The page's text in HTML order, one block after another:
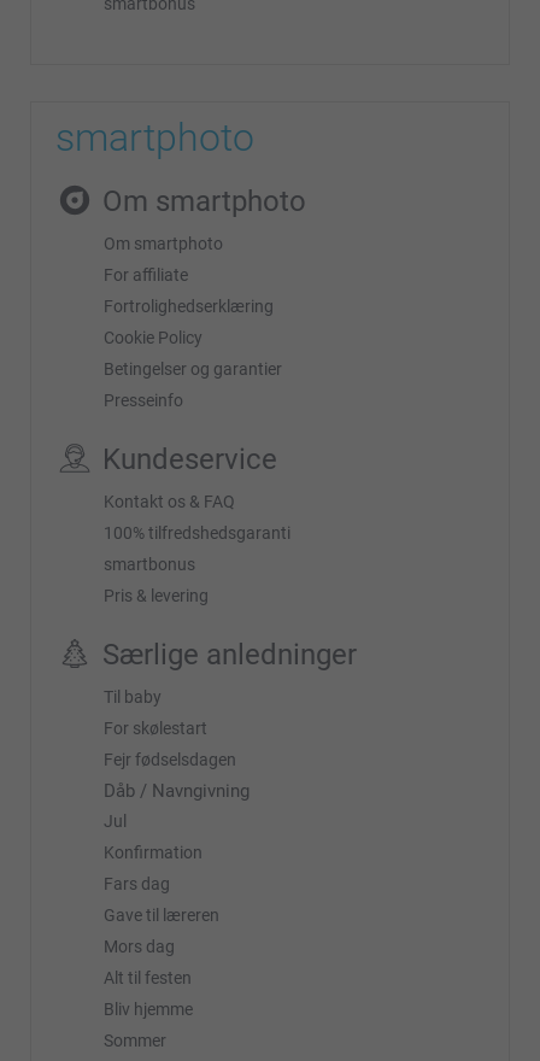
smartphoto
Om smartphoto
Om smartphoto
For affiliate
Fortrolighedserklæring
Cookie Policy
Betingelser og garantier
Presseinfo
Kundeservice
Kontakt os & FAQ
100% tilfredshedsgaranti
smartbonus
Pris & levering
Særlige anledninger
Til baby
For skølestart
Fejr fødselsdagen
Dåb / Navngivning
Jul
Konfirmation
Fars dag
Gave til læreren
Mors dag
Alt til festen
Bliv hjemme
Sommer